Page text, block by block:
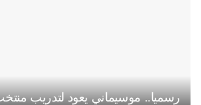
رسميا.. موسيماني يعود لتدريب